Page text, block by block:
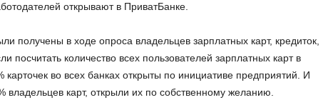
открывают в ПриватБанке.
получены в ходе опроса владельцев зарплатных карт, кредиток,
посчитать количество всех пользователей зарплатных карт в
карточек во всех банках открыты по инициативе предприятий. И
карт, открыли их по собственному желанию.